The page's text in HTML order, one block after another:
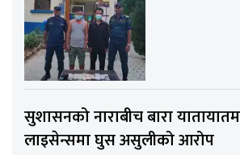
सुशासनको नाराबीच बारा
लाइसेन्समा घुस असुलीको आरोप